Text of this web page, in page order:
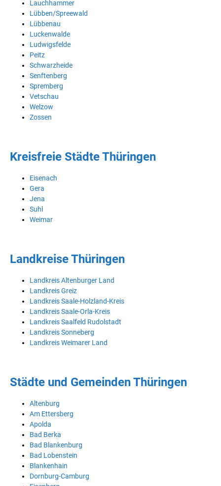
Lauchhammer
Lübben/Spreewald
Lübbenau
Luckenwalde
Ludwigsfelde
Peitz
Schwarzheide
Senftenberg
Spremberg
Vetschau
Welzow
Zossen
Kreisfreie Städte Thüringen
Eisenach
Gera
Jena
Suhl
Weimar
Landkreise Thüringen
Landkreis Altenburger Land
Landkreis Greiz
Landkreis Saale-Holzland-Kreis
Landkreis Saale-Orla-Kreis
Landkreis Saalfeld Rudolstadt
Landkreis Sonneberg
Landkreis Weimarer Land
Städte und Gemeinden Thüringen
Altenburg
Am Ettersberg
Apolda
Bad Berka
Bad Blankenburg
Bad Lobenstein
Blankenhain
Dornburg-Camburg